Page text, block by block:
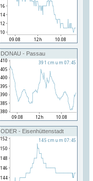
DONAU - Passau
ODER - Eisenhüttenstadt